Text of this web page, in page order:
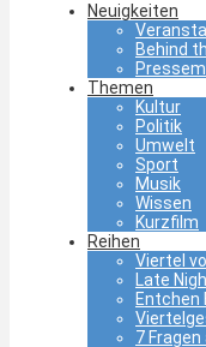
Neuigkeiten
Behind
Themen
Kultur
Politik
Umwelt
Sport
Musik
Wissen
Kurzfilm
Reihen
Viertel
Late
Entchen
7 Fragen